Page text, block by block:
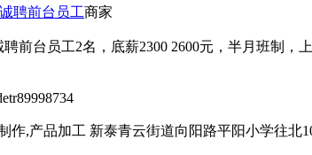
聘前台员工商家
前台员工2名，底薪2300 2600元，半月班制，
作,产品加工 新泰青云街道向阳路平阳小学往北